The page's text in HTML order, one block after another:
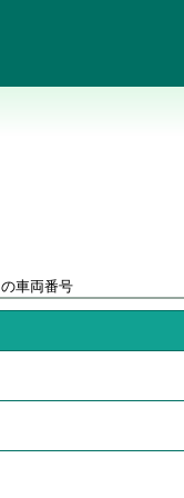
の車両番号